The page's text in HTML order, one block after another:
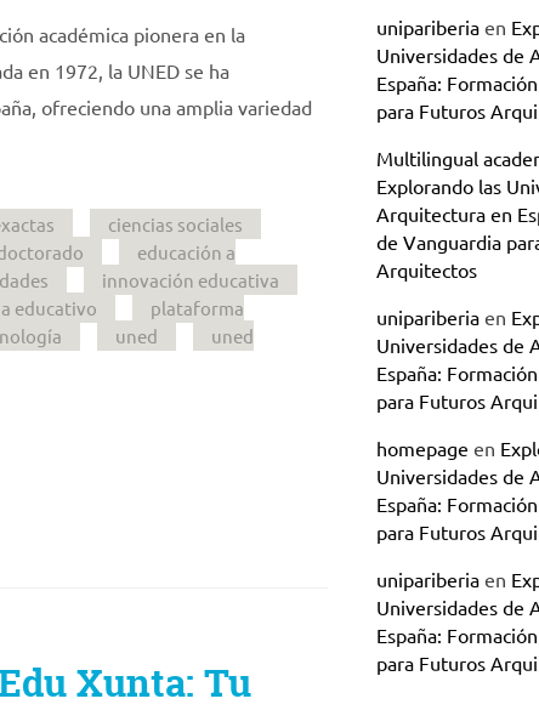
académica pionera en la
en 1972, la UNED se ha
ofreciendo una amplia variedad
ciencias sociales
educación a
innovación educativa
educativo
plataforma
uned
uned
Xunta: Tu
unipariberiaen
Universidades de
España:
para Futuros
Multilingual
Explorando las
Arquitectura en
de Vanguardia
Arquitectos
unipariberiaen
Universidades de
España:
para Futuros
homepage en
Universidades de
España:
para Futuros
unipariberiaen
Universidades de
España:
para Futuros